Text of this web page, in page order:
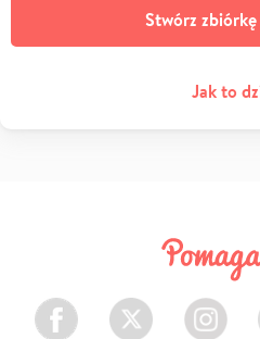
Stwórz
Jak to
Facebook Twitter Instagram